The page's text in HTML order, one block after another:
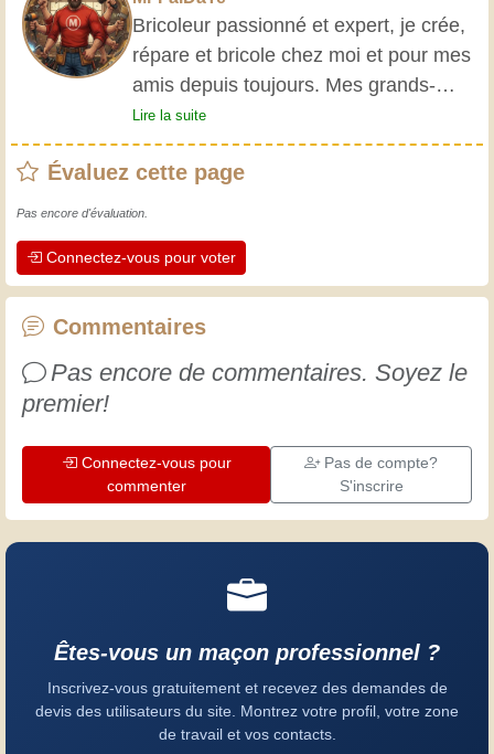
Bricoleur passionné et expert, je crée,
répare et bricole chez moi et pour mes
amis depuis toujours. Mes grands-
parents m'ont initié très jeune, et
depuis, j'ai acquis une riche expérience.
L'expérience est essentielle ! Elle nous
professionnels. Apprenons ensemble ;
chaque jour est une occasion de
progresser. Amusez-vous bien !
Lire la suite
Évaluez cette page
Pas encore d'évaluation.
Connectez-vous pour voter
Commentaires
Pas encore de commentaires. Soyez le
premier!
Connectez-vous pour
commenter
Pas de compte?
S'inscrire
Êtes-vous un maçon professionnel ?
Inscrivez-vous gratuitement et recevez des demandes de
devis des utilisateurs du site. Montrez votre profil, votre zone
de travail et vos contacts.